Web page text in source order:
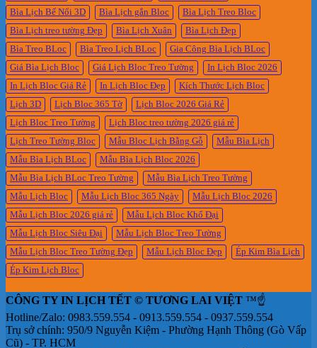
Bìa Lịch Bế Nổi 3D
Bìa Lịch gắn Bloc
Bìa Lịch Treo Bloc
Bìa Lịch treo tường Đẹp
Bìa Lịch Xuân
Bìa Lịch Đẹp
Bìa Treo BLoc
Bìa Treo Lịch BLoc
Gia Công Bìa Lịch BLoc
Giá Bìa Lịch Bloc
Giá Lịch Bloc Treo Tường
In Lịch Bloc 2026
In Lịch Bloc Giá Rẻ
In Lịch Bloc Đẹp
Kích Thước Lịch Bloc
Lịch 3D
Lịch Bloc 365 Tờ
Lịch Bloc 2026 Giá Rẻ
Lịch Bloc Treo Tường
Lịch Bloc treo tường 2026 giá rẻ
Lịch Treo Tường Bloc
Mẫu Bloc Lịch Bằng Gỗ
Mẫu Bìa Lịch
Mẫu Bìa Lịch BLoc
Mẫu Bìa Lịch Bloc 2026
Mẫu Bìa Lịch BLoc Treo Tường
Mẫu Bìa Lịch Treo Tường
Mẫu Lịch Bloc
Mẫu Lịch Bloc 365 Ngày
Mẫu Lịch Bloc 2026
Mẫu Lịch Bloc 2026 giá rẻ
Mẫu Lịch Bloc Khổ Đại
Mẫu Lịch Bloc Siêu Đại
Mẫu Lịch Bloc Treo Tường
Mẫu Lịch Bloc Treo Tường Đẹp
Mẫu Lịch Bloc Đẹp
Ép Kim Bìa Lịch
Ép Kim Lịch Bloc
CÔNG TY IN LỊCH TẾT © TƯƠNG LAI VIỆT ™☝️
Hotline/Zalo: 0983.559.554 - 0913.559.554 - 0937.559.554
Trụ sở chính: 950/9 Nguyễn Kiệm - Phường Hạnh Thông (Gò Vấp
Cũ) - TP. HCM